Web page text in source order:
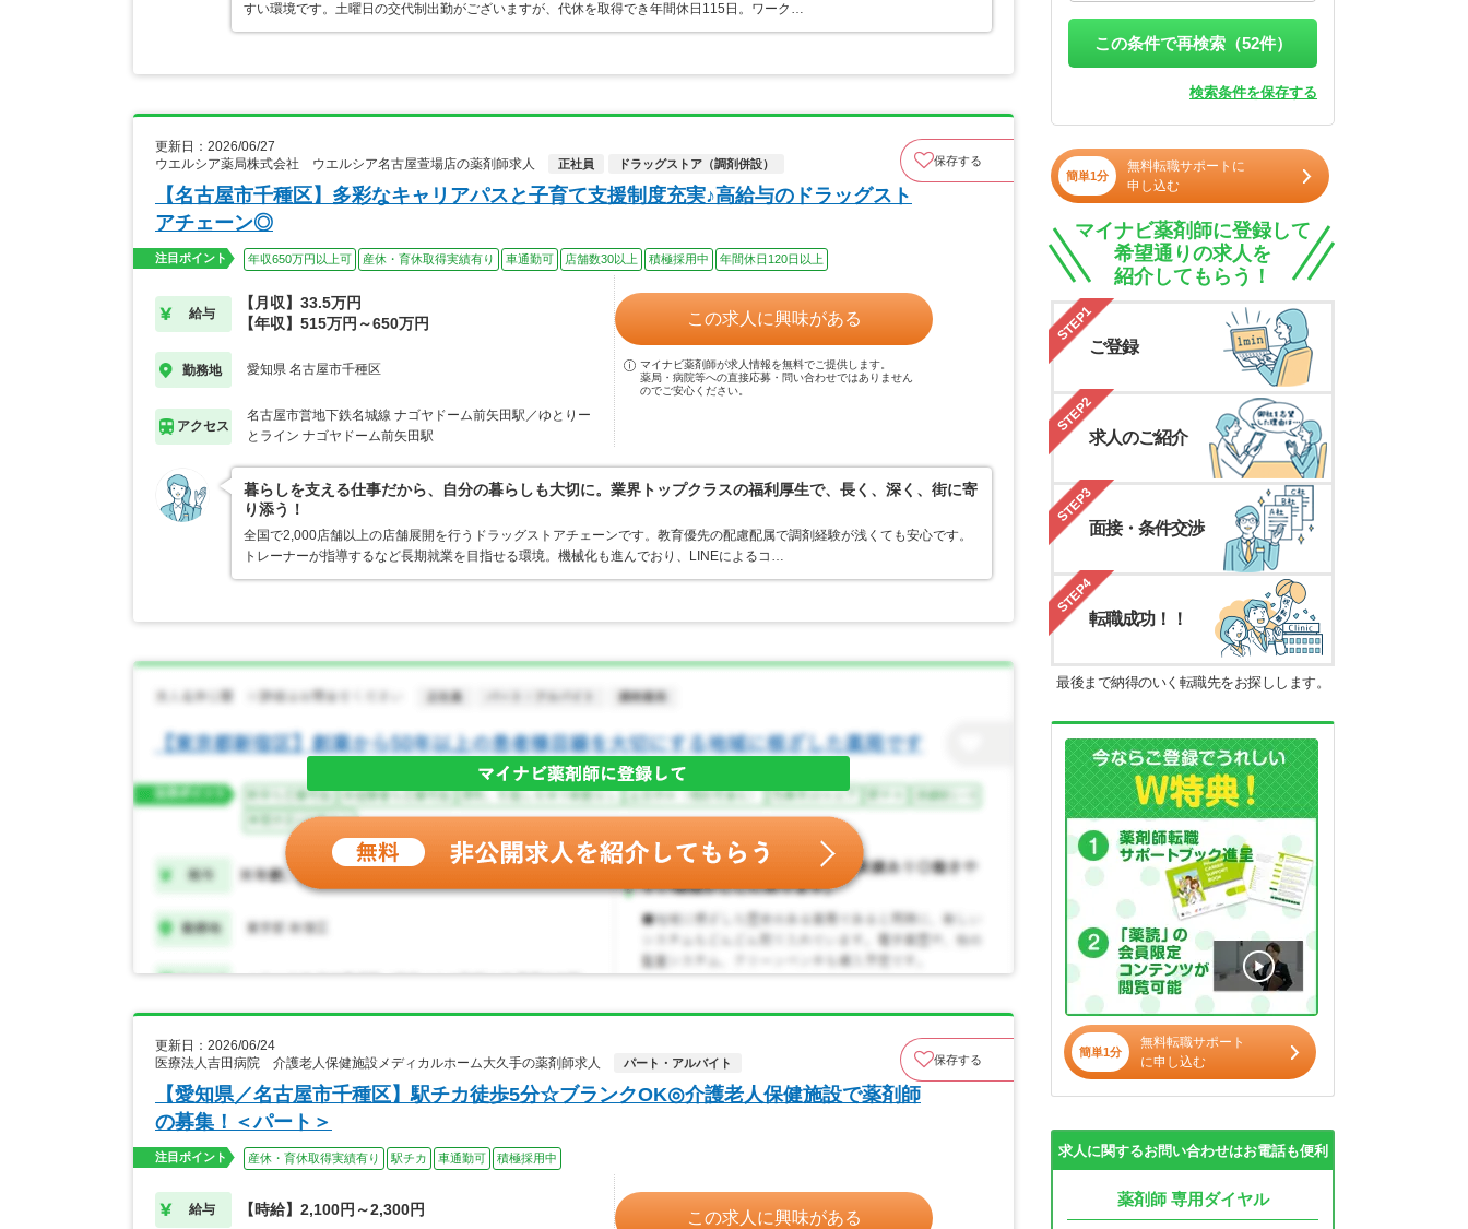
すい環境です。土曜日の交代制出勤がございますが、代休を取得でき年間休日115日。ワーク…
更新日：2026/06/27
ウエルシア薬局株式会社 ウエルシア名古屋萱場店の薬剤師求人
正社員 ドラッグストア（調剤併設） 保存する
【名古屋市千種区】多彩なキャリアパスと子育て支援制度充実♪高給与のドラッグスト
アチェーン◎
注目ポイント 年収650万円以上可 産休・育休取得実績有り 車通勤可 店舗数30以上 積極採用中 年間休日120日以上
給与
【月収】33.5万円
【年収】515万円～650万円
勤務地 愛知県 名古屋市千種区
アクセス
名古屋市営地下鉄名城線 ナゴヤドーム前矢田駅／ゆとりー
とライン ナゴヤドーム前矢田駅
この求人に興味がある
マイナビ薬剤師が求人情報を無料でご提供します。
薬局・病院等への直接応募・問い合わせではありません
のでご安心ください。
暮らしを支える仕事だから、自分の暮らしも大切に。業界トップクラスの福利厚生で、長く、深く、街に寄
り添う！
全国で2,000店舗以上の店舗展開を行うドラッグストアチェーンです。教育優先の配慮配属で調剤経験が浅くても安心です。
トレーナーが指導するなど長期就業を目指せる環境。機械化も進んでおり、LINEによるコ…
更新日：2026/06/24
医療法人吉田病院 介護老人保健施設メディカルホーム大久手の薬剤師求人
パート・アルバイト 保存する
【愛知県／名古屋市千種区】駅チカ徒歩5分☆ブランクOK◎介護老人保健施設で薬剤師
の募集！＜パート＞
注目ポイント 産休・育休取得実績有り 駅チカ 車通勤可 積極採用中
給与 【時給】2,100円～2,300円 この求人に興味がある
この条件で再検索（52件）
検索条件を保存する
簡単1分
無料転職サポートに
申し込む
マイナビ薬剤師に登録して
希望通りの求人を
紹介してもらう！
STEP1
ご登録
STEP2
求人のご紹介
STEP3
面接・条件交渉
STEP4
転職成功！！
最後まで納得のいく転職先をお探しします。
簡単1分
無料転職サポート
に申し込む
求人に関するお問い合わせはお電話も便利
薬剤師 専用ダイヤル